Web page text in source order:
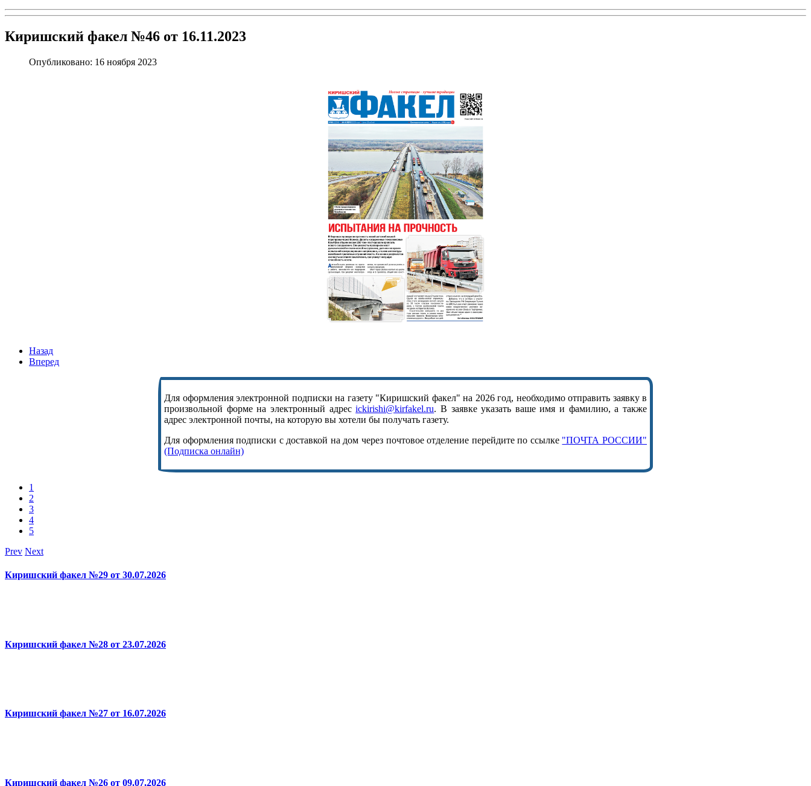
Киришский факел №46 от 16.11.2023
Опубликовано: 16 ноября 2023
Назад
Вперед
Для оформления электронной подписки на газету "Киришский факел" на 2026 год, необходимо отправить заявку в
произвольной форме на электронный адресickirishi@kirfakel.ru. В заявке указать ваше имя и фамилию, а также
адрес электронной почты, на которую вы хотели бы получать газету.
Для оформления подписки с доставкой на дом через почтовое отделение перейдите по ссылке "ПОЧТА РОССИИ"
(Подписка онлайн)
1
2
3
4
5
Prev Next
Киришский факел №29 от 30.07.2026
Киришский факел №28 от 23.07.2026
Киришский факел №27 от 16.07.2026
Киришский факел №26 от 09.07.2026